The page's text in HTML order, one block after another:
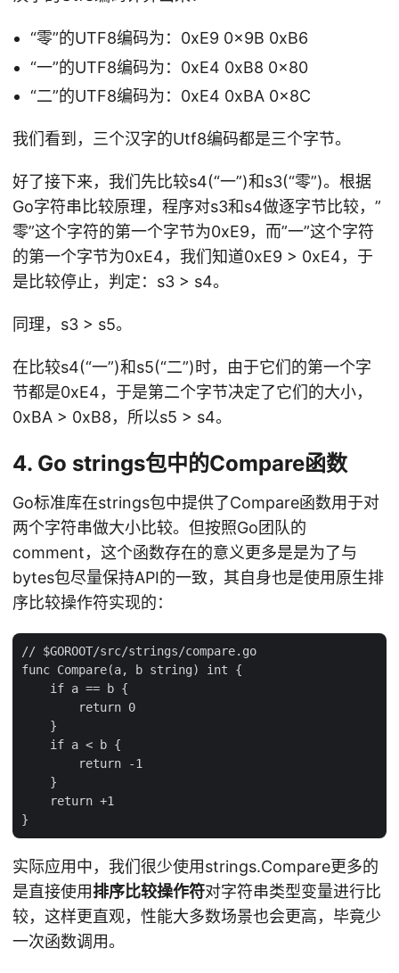
“零”的UTF8编码为：0xE9 0x9B 0xB6
“一”的UTF8编码为：0xE4 0xB8 0×80
“二”的UTF8编码为：0xE4 0xBA 0x8C
我们看到，三个汉字的Utf8编码都是三个字节。
好了接下来，我们先比较s4(“一”)和s3(“零”)。根据
Go字符串比较原理，程序对s3和s4做逐字节比较，”
零”这个字符的第一个字节为0xE9，而”一”这个字符
的第一个字节为0xE4，我们知道0xE9 > 0xE4，于
是比较停止，判定：s3 > s4。
同理，s3 > s5。
在比较s4(“一”)和s5(“二”)时，由于它们的第一个字
节都是0xE4，于是第二个字节决定了它们的大小，
0xBA > 0xB8，所以s5 > s4。
4. Go strings包中的Compare函数
Go标准库在strings包中提供了Compare函数用于对
两个字符串做大小比较。但按照Go团队的
comment，这个函数存在的意义更多是是为了与
bytes包尽量保持API的一致，其自身也是使用原生排
序比较操作符实现的：
// $GOROOT/src/strings/compare.go
func Compare(a, b string) int {
    if a == b {
        return 0
    }
    if a < b {
        return -1
    }
    return +1
实际应用中，我们很少使用strings.Compare更多的
是直接使用排序比较操作符对字符串类型变量进行比
较，这样更直观，性能大多数场景也会更高，毕竟少
一次函数调用。